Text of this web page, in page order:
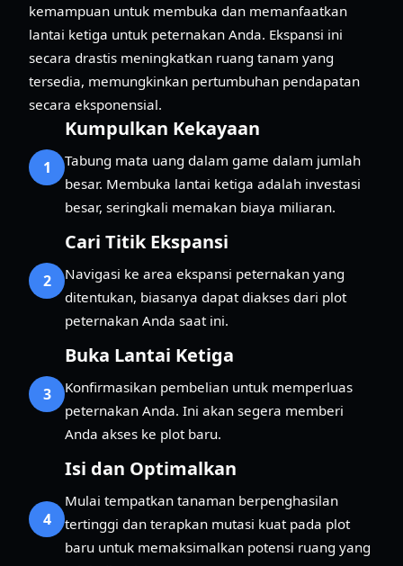
kemampuan untuk membuka dan memanfaatkan
lantai ketiga untuk peternakan Anda. Ekspansi ini
secara drastis meningkatkan ruang tanam yang
tersedia, memungkinkan pertumbuhan pendapatan
secara eksponensial.
1
Kumpulkan Kekayaan
Tabung mata uang dalam game dalam jumlah
besar. Membuka lantai ketiga adalah investasi
besar, seringkali memakan biaya miliaran.
2
Cari Titik Ekspansi
Navigasi ke area ekspansi peternakan yang
ditentukan, biasanya dapat diakses dari plot
peternakan Anda saat ini.
3
Buka Lantai Ketiga
Konfirmasikan pembelian untuk memperluas
peternakan Anda. Ini akan segera memberi
Anda akses ke plot baru.
4
Isi dan Optimalkan
Mulai tempatkan tanaman berpenghasilan
tertinggi dan terapkan mutasi kuat pada plot
baru untuk memaksimalkan potensi ruang yang